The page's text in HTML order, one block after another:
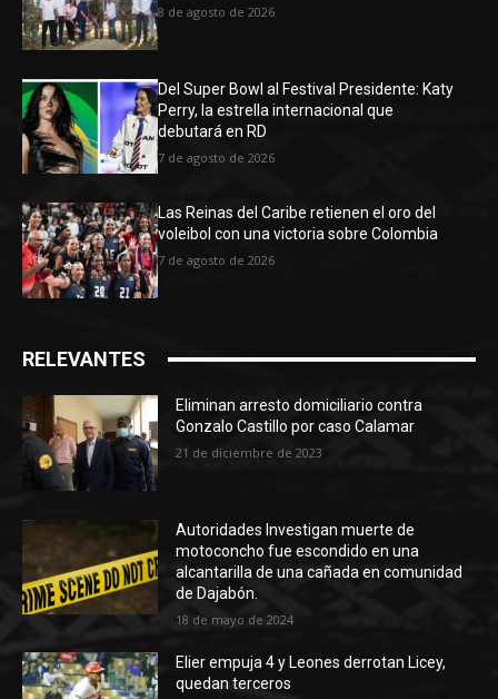
8 de agosto de 2026
Del Super Bowl al Festival Presidente: Katy
Perry, la estrella internacional que
debutará en RD
7 de agosto de 2026
Las Reinas del Caribe retienen el oro del
voleibol con una victoria sobre Colombia
7 de agosto de 2026
RELEVANTES
Eliminan arresto domiciliario contra
Gonzalo Castillo por caso Calamar
21 de diciembre de 2023
Autoridades Investigan muerte de
motoconcho fue escondido en una
alcantarilla de una cañada en comunidad
de Dajabón.
18 de mayo de 2024
Elier empuja 4 y Leones derrotan Licey,
quedan terceros